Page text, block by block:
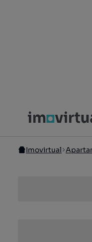
Imovirtual